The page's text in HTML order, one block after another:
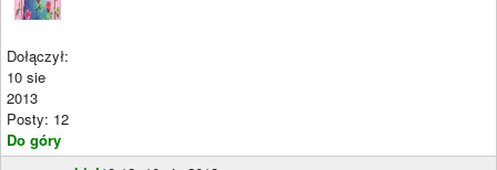
Dołączył:
10 sie
2013
Posty: 12
Do góry